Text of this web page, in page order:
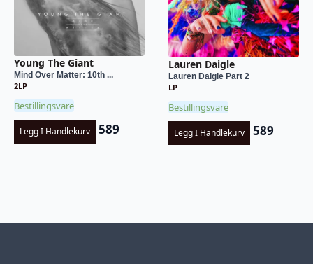
Young The Giant
Mind Over Matter: 10th ...
2LP
Bestillingsvare
Legg I Handlekurv 589
Lauren Daigle
Lauren Daigle Part 2
LP
Bestillingsvare
Legg I Handlekurv 589